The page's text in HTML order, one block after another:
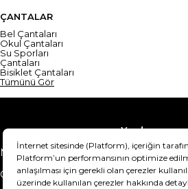
ÇANTALAR
Bel Çantaları
Okul Çantaları
Su Sporları
Çantaları
Bisiklet Çantaları
Tümünü Gör
Yardım
Mesafeli Satış Sözleşmesi
Gizlilik Sözleşmesi
Şartlar